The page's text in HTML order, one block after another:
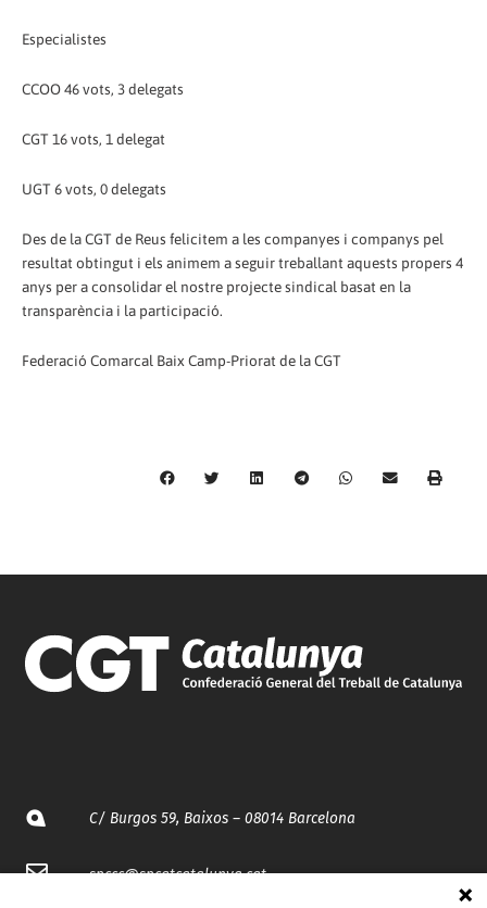
Especialistes
CCOO 46 vots, 3 delegats
CGT 16 vots, 1 delegat
UGT 6 vots, 0 delegats
Des de la CGT de Reus felicitem a les companyes i companys pel
resultat obtingut i els animem a seguir treballant aquests propers 4
anys per a consolidar el nostre projecte sindical basat en la
transparència i la participació.
Federació Comarcal Baix Camp-Priorat de la CGT
C/ Burgos 59, Baixos – 08014 Barcelona
spccc@spcgtcatalunya.cat